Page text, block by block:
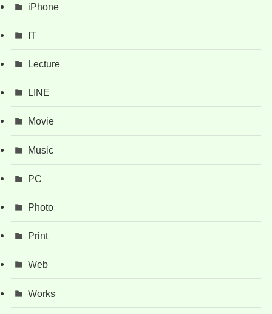
iPhone
IT
Lecture
LINE
Movie
Music
PC
Photo
Print
Web
Works